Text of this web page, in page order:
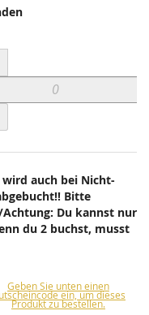
auch bei Nicht-
Bitte
Du kannst nur
du 2 buchst, musst
Geben Sie unten einen
ein, um dieses
Produkt zu bestellen.